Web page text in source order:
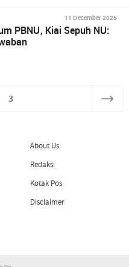
11 December 2025
PBNU, Kiai Sepuh NU:
3
About Us
Redaksi
Kotak Pos
Disclaimer